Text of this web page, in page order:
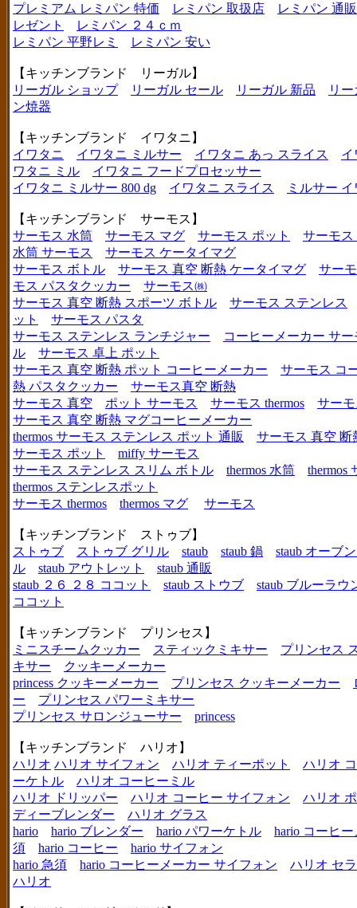
プレミアム レミパン 特価 レミパン 取扱店
レミパン 通販
レゼント
レミパン ２４ｃｍ
レミパン 平野レミ
レミパン 安い
【キッチンブランド リーガル】
リーガル ショップ
リーガル セール リーガル 新品
リ
ン焼器
【キッチンブランド イワタニ】
イワタニ
イワタニ ミルサー イワタニ あっ スライス
イ
ワタニ ミル
イワタニ フードプロセッサー
イワタニ ミルサー 800 dg
イワタニ スライス ミルサー
【キッチンブランド サーモス】
サーモス 水筒
サーモス マグ サーモス ポット
サーモス
水筒 サーモス
サーモス ケータイマグ
サーモス ボトル
サーモス 真空 断熱 ケータイマグ
サー
モス パスタクッカー
サーモス㈱
サーモス 真空 断熱 スポーツ ボトル
サーモス ステンレス
ット
サーモス パスタ
サーモス ステンレス ランチジャー
コーヒーメーカー サー
ル
サーモス 卓上 ポット
サーモス 真空 断熱 ポット コーヒーメーカー
サーモス コ
熱 パスタクッカー
サーモス真空 断熱
サーモス 真空
ポット サーモス サーモス thermos
サー
サーモス 真空 断熱 マグコーヒーメーカー
thermos サーモス ステンレス ポット 通販
サーモス 真空 断
サーモス ポット
miffy サーモス
サーモス ステンレス スリム ボトル
thermos 水筒
thermos
thermos ステンレスポット
サーモス thermos
thermos マグ サーモス
【キッチンブランド ストゥブ】
ストゥブ
ストゥブ グリル staub staub 鍋
staub オーブ
ル
staub アウトレット
staub 通販
staub ２６ ２８ ココット
staub ストウブ
staub ブルーラウ
ココット
【キッチンブランド プリンセス】
ミニスチームクッカー
スティックミキサー
プリンセス
キサー
クッキーメーカー
princess クッキーメーカー
プリンセス クッキーメーカー
ー
プリンセス パワーミキサー
プリンセス サロンジューサー
princess
【キッチンブランド ハリオ】
ハリオ ハリオ サイフォン ハリオ ティーポット
ハリオ
ーケトル
ハリオ コーヒーミル
ハリオ ドリッパー
ハリオ コーヒー サイフォン
ハリオ
ディーブレンダー
ハリオ グラス
hario
hario ブレンダー hario パワーケトル
hario コーヒ
須
hario コーヒー
hario サイフォン
hario 急須
hario コーヒーメーカー サイフォン
ハリオ セ
ハリオ